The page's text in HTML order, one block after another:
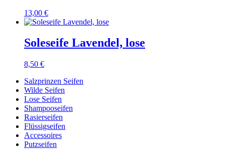
13,00 €
Soleseife Lavendel, lose
8,50 €
Salzprinzen Seifen
Wilde Seifen
Lose Seifen
Shampooseifen
Rasierseifen
Flüssigseifen
Accessoires
Putzseifen